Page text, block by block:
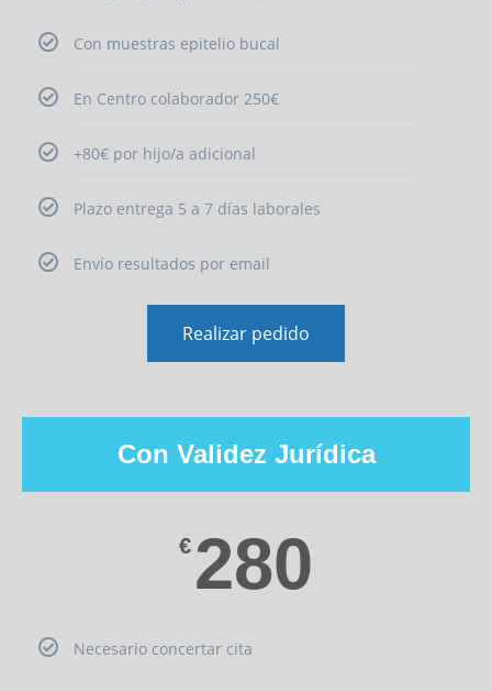
Con muestras epitelio bucal
En Centro colaborador 250€
+80€ por hijo/a adicional
Plazo entrega 5 a 7 días laborales
Envío resultados por email
Realizar pedido
Con Validez Jurídica
€ 280
Necesario concertar cita